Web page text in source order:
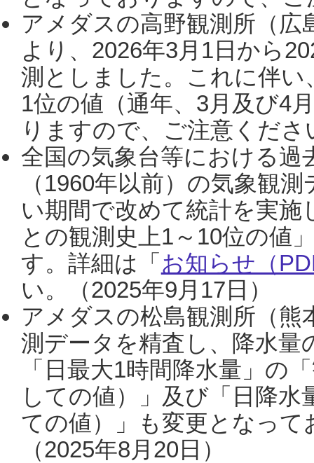
アメダスの高野観測所（
より、2026年3月1日から
測としました。これに伴い
1位の値（通年、3月及び4
りますので、ご注意くだ
全国の気象台等における過
（1960年以前）の気象観
い期間で改めて統計を実
との観測史上1～10位の値
す。詳細は「 お知らせ（
い。（2025年9月17日）
アメダスの松島観測所（熊
測データを精査し、降水
「日最大1時間降水量」の
しての値）」及び「日降
ての値）」も変更となっ
（2025年8月20日）